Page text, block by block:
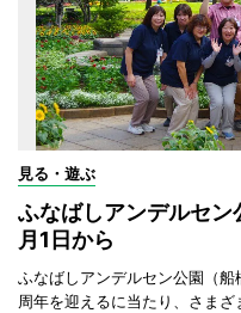
見る・遊ぶ
ふなばしアンデルセ
月1日から
ふなばしアンデルセン公園（
周年を迎えるに当たり、さまざ